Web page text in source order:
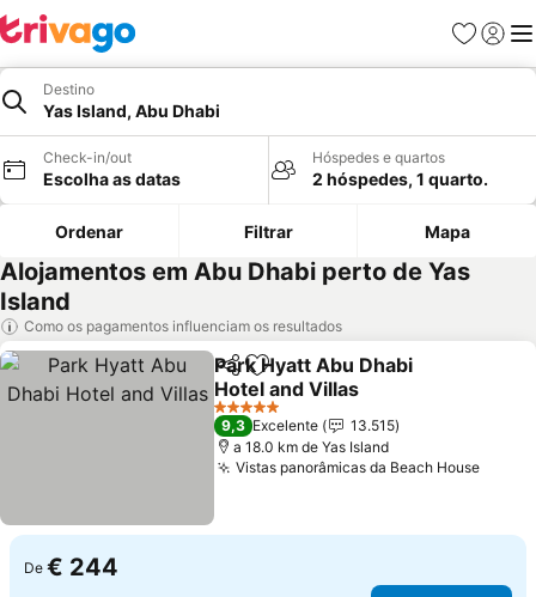
Favoritos
Iniciar
Destino
Yas Island, Abu Dhabi
Check-in/out
Escolha as datas
Hóspedes e quartos
2 hóspedes, 1 quarto.
Ordenar Filtrar Mapa
Alojamentos em Abu Dhabi perto de Yas
Island
Como os pagamentos influenciam os resultados
PartilharAdicionar aos favoritos
Park Hyatt Abu Dhabi
Hotel and Villas
Ver preços
5 Estrelas
9,3 Excelente
13.515
a 18.0 km de Yas Island
Vistas panorâmicas da Beach HouseVer
De € 244